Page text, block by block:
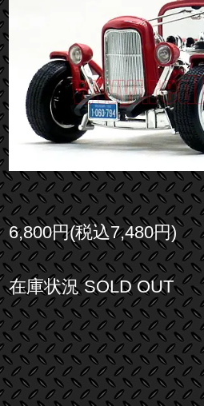
6,800円(税込7,480円)
在庫状況 SOLD OUT